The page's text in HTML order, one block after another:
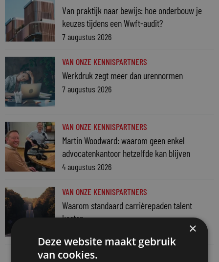
Van praktijk naar bewijs: hoe onderbouw je
keuzes tijdens een Wwft-audit?
7 augustus 2026
VAN ONZE KENNISPARTNERS
Werkdruk zegt meer dan urennormen
7 augustus 2026
VAN ONZE KENNISPARTNERS
Martin Woodward: waarom geen enkel
advocatenkantoor hetzelfde kan blijven
4 augustus 2026
VAN ONZE KENNISPARTNERS
Waarom standaard carrièrepaden talent
kosten
×
Deze website maakt gebruik
van cookies.